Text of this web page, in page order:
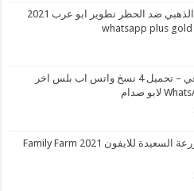
تحميل واتساب الذهبي ضد الحظر تطوير ابو عرب 2021
ابو صدام الرفاعي – تحميل 4 نسخ واتس اب بلس اخر
تحميل لعبة المزرعة السعيدة للايفون 2021 Family Farm